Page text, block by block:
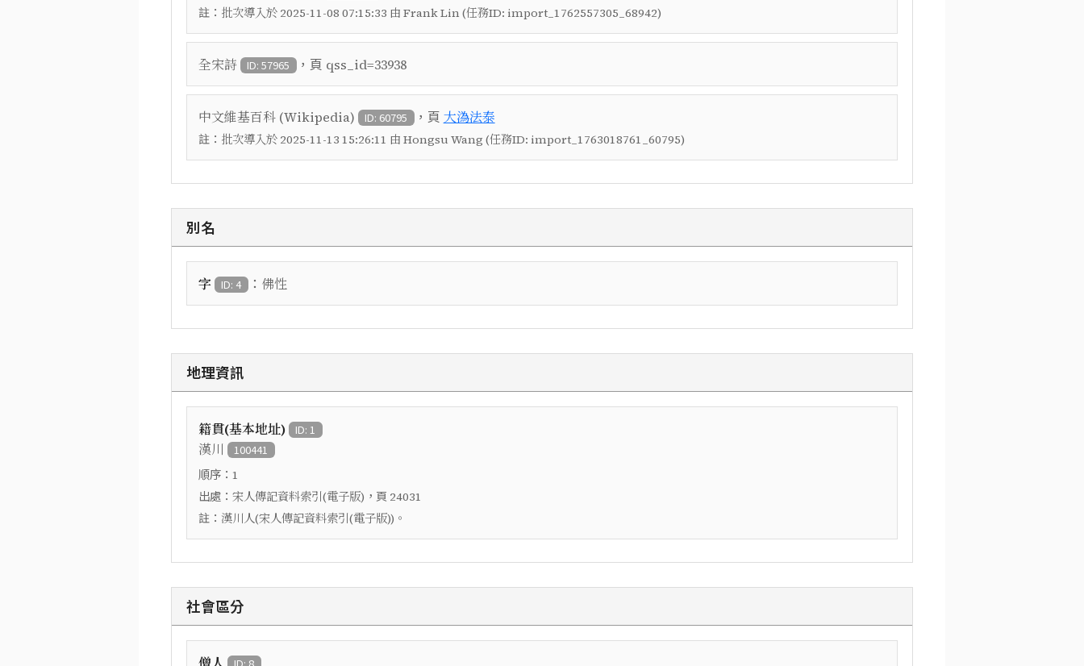
註： 批次導入於 2025-11-08 07:15:33 由 Frank Lin (任務ID: import_1762557305_68942)
全宋詩 ID: 57965 ，頁 qss_id=33938
中文維基百科 (Wikipedia) ID: 60795 ，頁 大溈法泰
註： 批次導入於 2025-11-13 15:26:11 由 Hongsu Wang (任務ID: import_1763018761_60795)
別名
字 ID: 4 ： 佛性
地理資訊
籍貫(基本地址) ID: 1
漢川 100441
順序： 1
出處： 宋人傳記資料索引(電子版) ，頁 24031
註： 漢川人(宋人傳記資料索引(電子版))。
社會區分